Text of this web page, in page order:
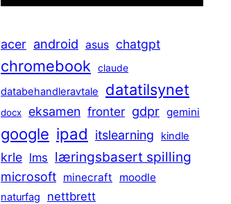
acer android asus chatgpt
chromebook claude
databehandleravtale datatilsynet
docx eksamen fronter gdpr gemini
google ipad itslearning kindle
krle lms læringsbasert spilling
microsoft minecraft moodle
naturfag nettbrett